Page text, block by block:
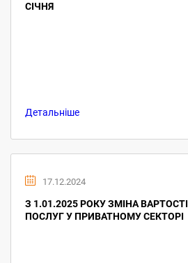
СІЧНЯ
Детальніше
17.12.2024
З 1.01.2025 РОКУ ЗМІНА ВАРТОСТІ
ПОСЛУГ У ПРИВАТНОМУ СЕКТОРІ